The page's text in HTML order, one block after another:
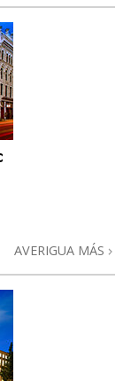
AVERIGUA MÁS